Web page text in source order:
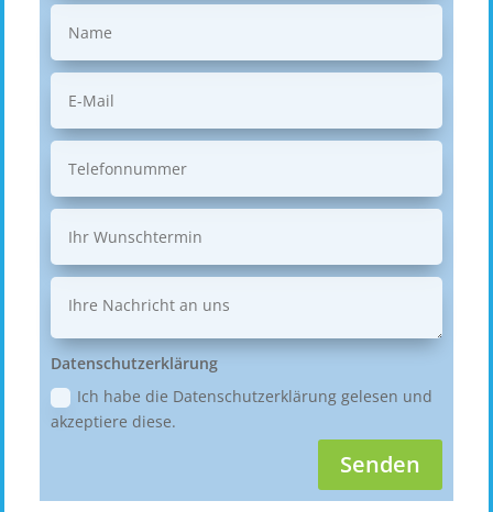
Datenschutzerklärung
Ich habe die Datenschutzerklärung gelesen und
akzeptiere diese.
Senden